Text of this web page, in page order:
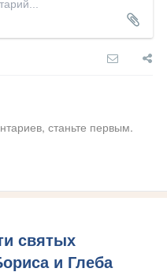
станьте первым.
святых
и Глеба